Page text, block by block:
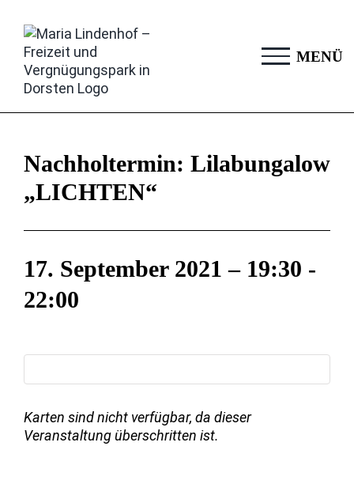
Inhalt
springen
Nachholtermin: Lilabungalow
„LICHTEN“
17. September 2021 – 19:30 -
22:00
Karten sind nicht verfügbar, da dieser
Veranstaltung überschritten ist.